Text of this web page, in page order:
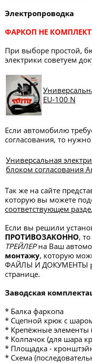
Электропроводка
ФАРКОП НЕ
При выборе простой,
электрики советуем
EU-100 N
Если автомобилю
согласования, то
Универсальная
блоком согласования
Так же на сайте
которую вы можете
соответствующем
Если вы решили
ПРОТИВОЗАКОННО,
ТРЕЙЛЕРна Ваш
монтажу, которую
ФАЙЛЫ И ДОКУМЕНТЫ
странице.
Заводская
* Балка фаркопа
* Сцепной крюк с
* Крепёжные элементы
* Колпачок (для шара
* Площадка -
* Схема